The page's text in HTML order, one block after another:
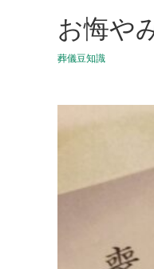
お悔や
葬儀豆知識